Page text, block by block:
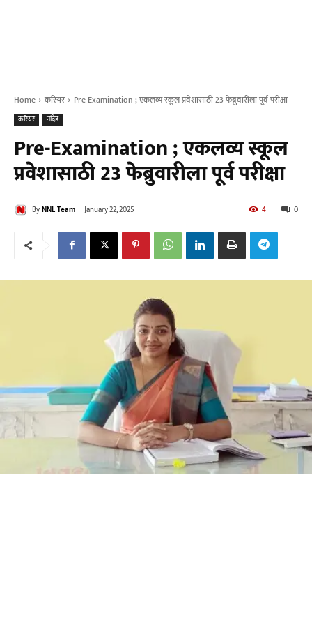
Home करियर Pre-Examination ; एकलव्य स्कूल प्रवेशासाठी 23 फेब्रुवारीला पूर्व परीक्षा
करियर नांदेड
Pre-Examination ; एकलव्य स्कूल
प्रवेशासाठी 23 फेब्रुवारीला पूर्व परीक्षा
ByNNL Team January 22, 2025 0
4